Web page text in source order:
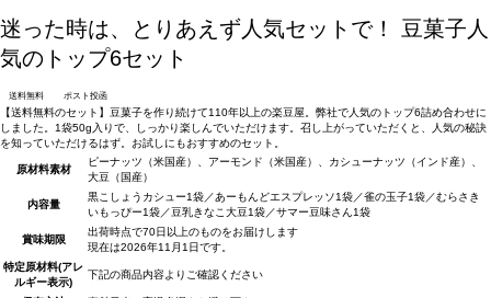
迷った時は、とりあえず人気セットで！
豆菓子人
気のトップ6セット
送料無料 ポスト投函
【送料無料のセット】豆菓子を作り続けて110年以上の楽豆屋。弊社で人気のトップ6詰め合わせに
しました。1袋50g入りで、しっかり楽しんでいただけます。召し上がっていただくと、人気の秘訣
を知っていただけるはず。お試しにもおすすめのセット。
原材料素材
ピーナッツ（米国産）、アーモンド（米国産）、カシューナッツ（インド産）、
大豆（国産）
内容量
黒こしょうカシュー1袋／あーもんどエスプレッソ1袋／雀の玉子1袋／むらさき
いもっぴー1袋／豆乳きなこ大豆1袋／サマー豆味さん1袋
賞味期限
出荷時点で70日以上のものをお届けします
現在は2026年11月1日です。
特定原材料(アレ
ルギー表示)
下記の商品内容よりご確認ください